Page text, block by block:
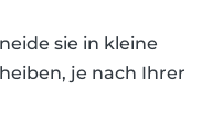
sie in kleine
je nach Ihrer